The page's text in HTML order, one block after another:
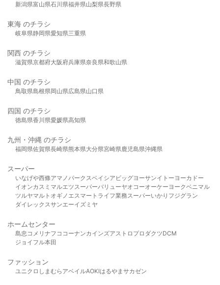
新潟県富山県石川県福井県山梨県長野県
東海 のチラシ
岐阜県静岡県愛知県三重県
関西 のチラシ
滋賀県京都府大阪府兵庫県奈良県和歌山県
中国 のチラシ
鳥取県島根県岡山県広島県山口県
四国 のチラシ
徳島県香川県愛媛県高知県
九州・沖縄 のチラシ
福岡県佐賀県長崎県熊本県大分県宮崎県鹿児島県沖縄県
スーパー
いなげや西條アマノパークスベイシア ビッグヨーサンイトーヨーカドー
イオンカスミ マルエツスーパーバリューヤオコーオーケー ヨークベニマル
ツルヤマルト オギノ エスマート ライフ業務スーパーいかり フジグラン
ダイレックスサンエーイズミヤ
ホームセンター
島忠 コメリ ナフコ コーナンカインズアストロプロダクツDCM
ジョイフル本田
ファッション
ユニクロ しまむら アベイルAOKIはるやま サカゼン